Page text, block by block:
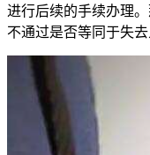
进行后续的手续办理
不通过是否等同于失去